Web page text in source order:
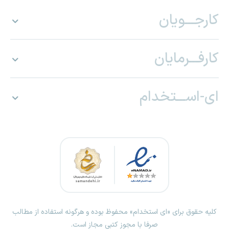
کارجـــویان
کارفـــرمایان
ای-اســـتخدام
کلیه حقوق برای «ای استخدام» محفوظ بوده و هرگونه استفاده از مطالب
صرفا با مجوز کتبی مجاز است.